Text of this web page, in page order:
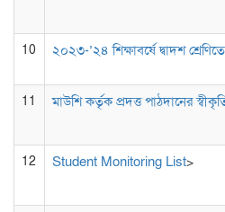
10 ২০২৩-’২৪ শিক্ষাবর্ষে দ্বাদশ
11 মাউশি কর্তৃক প্রদত্ত পাঠদানের
12 Student Monitoring List>